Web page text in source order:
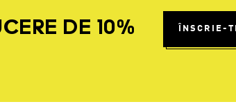
DE 10% ÎNSCRIE-